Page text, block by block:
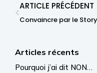
ARTICLE PRÉCÉDENT
Articles récents
Pourquoi j’ai dit NON…